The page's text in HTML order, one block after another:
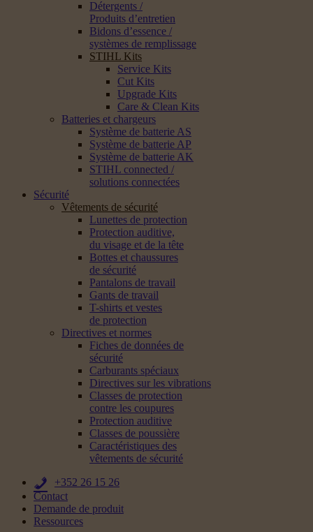
Détergents /
Produits d’entretien
Bidons d’essence /
systèmes de remplissage
STIHL Kits
Service Kits
Cut Kits
Upgrade Kits
Care & Clean Kits
Batteries et chargeurs
Système de batterie AS
Système de batterie AP
Système de batterie AK
STIHL connected /
solutions connectées
Sécurité
Vêtements de sécurité
Lunettes de protection
Protection auditive,
du visage et de la tête
Bottes et chaussures
de sécurité
Pantalons de travail
Gants de travail
T-shirts et vestes
de protection
Directives et normes
Fiches de données de
sécurité
Carburants spéciaux
Directives sur les vibrations
Classes de protection
contre les coupures
Protection auditive
Classes de poussière
Caractéristiques des
vêtements de sécurité
+352 26 15 26
Contact
Demande de produit
Ressources